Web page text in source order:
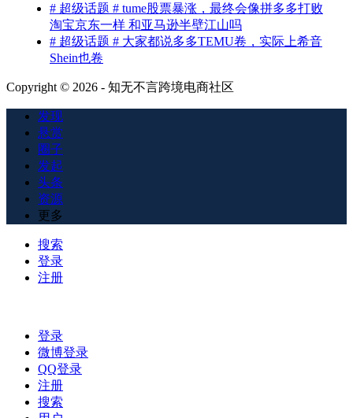
# 超级话题 # tume股票暴涨，最终会像拼多多打败
淘宝京东一样 和亚马逊半壁江山吗
# 超级话题 # 大家都说多多TEMU卷，实际上希音
Shein也卷
Copyright © 2026 - 知无不言跨境电商社区
发现
悬赏
圈子
发起
头条
资源
更多
搜索
登录
注册
登录
微博登录
QQ登录
注册
搜索